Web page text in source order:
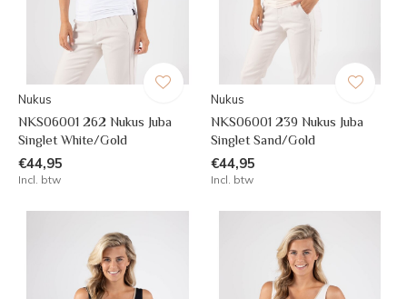
Nukus
NKS06001 262 Nukus Juba
Singlet White/Gold
€44,95
Incl. btw
Nukus
NKS06001 239 Nukus Juba
Singlet Sand/Gold
€44,95
Incl. btw